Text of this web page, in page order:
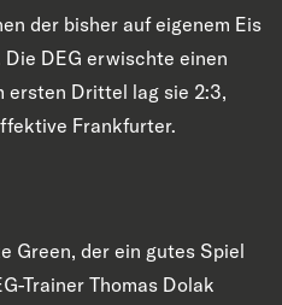
der bisher auf eigenem Eis
DEG erwischte einen
ersten Drittel lag sie 2:3,
Frankfurter.
Green, der ein gutes Spiel
Trainer Thomas Dolak